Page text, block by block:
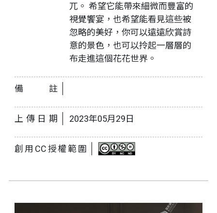
兀。 希望它能帶來細微而豐富的
視覺饗宴，也希望能看見這些被
忽略的美好，你可以遠遠欣賞詩
意的景色，也可以拎起一層層的
布走進這個花花世界。
備註
上傳日期 2023年05月29日
創用CC授權範圍